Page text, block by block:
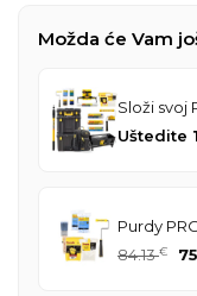
Možda će Vam
Složi svoj
Uštedite
Purdy
84.13€